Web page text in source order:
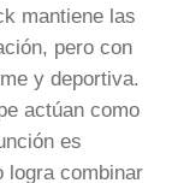
mantiene las
pero con
y deportiva.
actúan como
es
logra combinar